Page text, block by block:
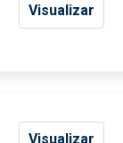
Visualizar
Visualizar